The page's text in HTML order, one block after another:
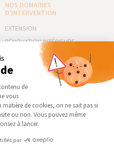
NOS DOMAINES
D’INTERVENTION
EXTENSION
RÉNOVATION INTÉRIEURE
TRAVAUX EXTÉRIEURS
NOS PARTENAIRES
La Maison des Architectes
Expert Bricolage
Intégrer notre réseau
Des travaux pour les pros ?
du
de
vous
de cookies, on ne sait pas si
ou non. Vous pouvez même
à lancer.
par
consent